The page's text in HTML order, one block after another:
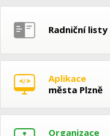
Radniční listy
Aplikace
města Plzně
Organizace